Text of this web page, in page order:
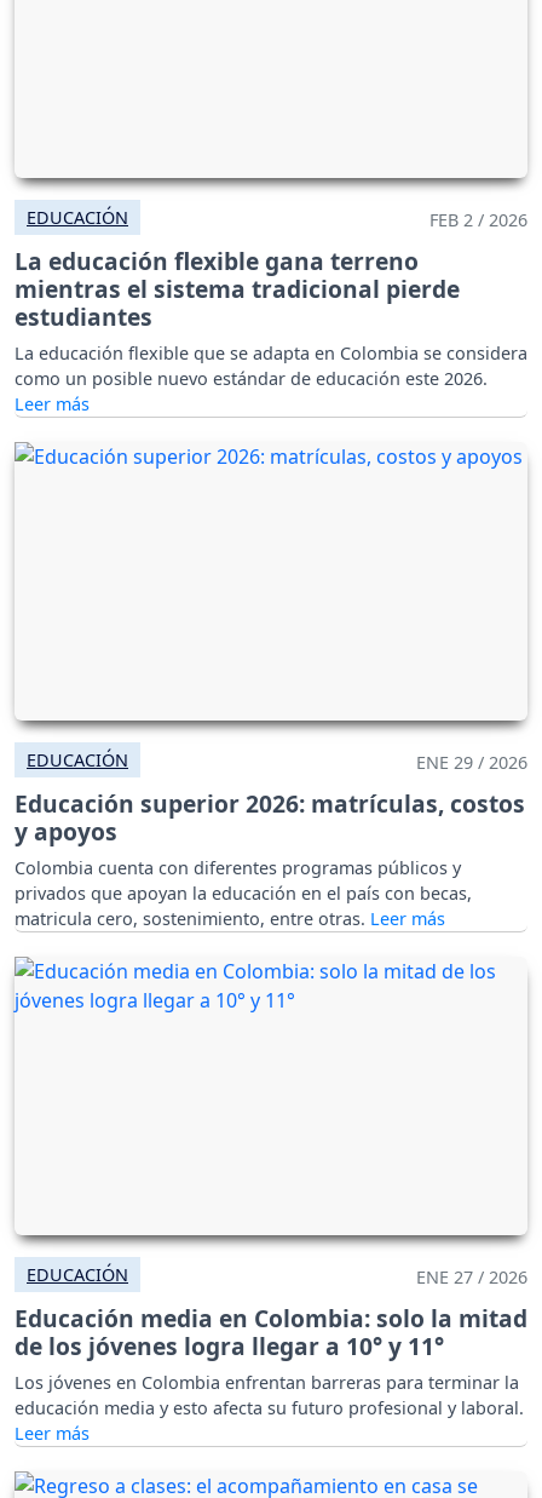
EDUCACIÓN FEB 2 / 2026
La educación flexible gana terreno
mientras el sistema tradicional pierde
estudiantes
La educación flexible que se adapta en Colombia se considera
como un posible nuevo estándar de educación este 2026.
EDUCACIÓN ENE 29 / 2026
Educación superior 2026: matrículas, costos
y apoyos
Colombia cuenta con diferentes programas públicos y
privados que apoyan la educación en el país con becas,
matricula cero, sostenimiento, entre otras.
EDUCACIÓN ENE 27 / 2026
Educación media en Colombia: solo la mitad
de los jóvenes logra llegar a 10° y 11°
Los jóvenes en Colombia enfrentan barreras para terminar la
educación media y esto afecta su futuro profesional y laboral.